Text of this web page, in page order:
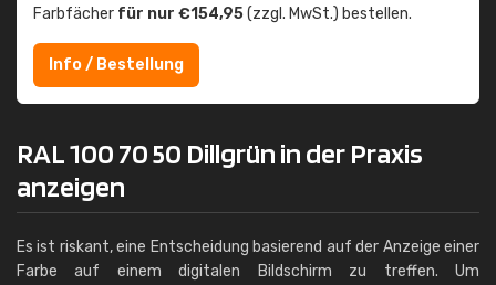
Farbfächer für nur €154,95(zzgl. MwSt.) bestellen.
Info / Bestellung
RAL 100 70 50 Dillgrün in der Praxis
anzeigen
Es ist riskant, eine Entscheidung basierend auf der Anzeige einer
Farbe auf einem digitalen Bildschirm zu treffen. Um